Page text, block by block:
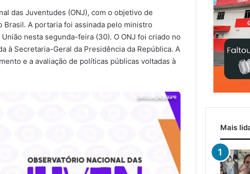
das Juventudes (ONJ), com o objetivo de
A portaria foi assinada pelo ministro
nesta segunda-feira (30). O ONJ foi criado no
à Secretaria-Geral da Presidência da República. A
e a avaliação de políticas públicas voltadas à
Mais